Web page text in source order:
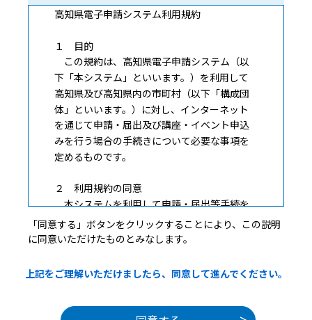
高知県電子申請システム利用規約
１ 目的
この規約は、高知県電子申請システム（以
下「本システム」といいます。）を利用して
高知県及び高知県内の市町村（以下「構成団
体」といいます。）に対し、インターネット
を通じて申請・届出及び講座・イベント申込
みを行う場合の手続きについて必要な事項を
定めるものです。
２ 利用規約の同意
本システムを利用して申請・届出等手続を
行うためには、この規約に同意していただく
ことが必要です。このことを前提に、構成団
システムをご利用された方は、この規約に同
意されたものとみなします。何らかの理由に
は、本システムをご利用いただくことができ
「同意する」ボタンをクリックすることにより、この説明
に同意いただけたものとみなします。
上記をご理解いただけましたら、同意して進んでください。